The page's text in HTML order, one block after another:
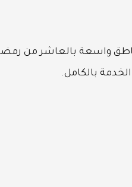
المغذية لمناطق واسعة بالعاشر من
بالكامل.